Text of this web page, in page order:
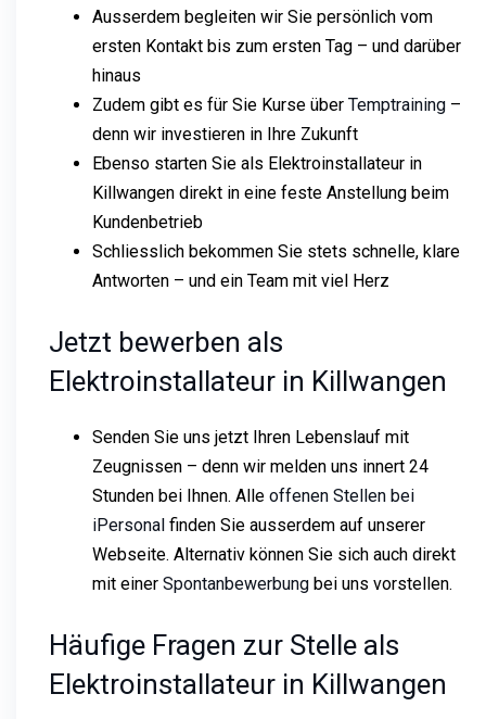
Ausserdem begleiten wir Sie persönlich vom
ersten Kontakt bis zum ersten Tag – und darüber
hinaus
Zudem gibt es für Sie Kurse über Temptraining –
denn wir investieren in Ihre Zukunft
Ebenso starten Sie als Elektroinstallateur in
Killwangen direkt in eine feste Anstellung beim
Kundenbetrieb
Schliesslich bekommen Sie stets schnelle, klare
Antworten – und ein Team mit viel Herz
Jetzt bewerben als
Elektroinstallateur in Killwangen
Senden Sie uns jetzt Ihren Lebenslauf mit
Zeugnissen – denn wir melden uns innert 24
Stunden bei Ihnen. Alle offenen Stellen bei
iPersonal finden Sie ausserdem auf unserer
Webseite. Alternativ können Sie sich auch direkt
mit einer Spontanbewerbung bei uns vorstellen.
Häufige Fragen zur Stelle als
Elektroinstallateur in Killwangen